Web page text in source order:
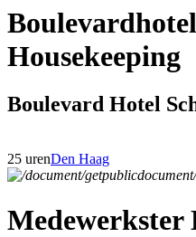
Housekeeping
Boulevard Hotel
25 urenDen Haag
Medewerkster